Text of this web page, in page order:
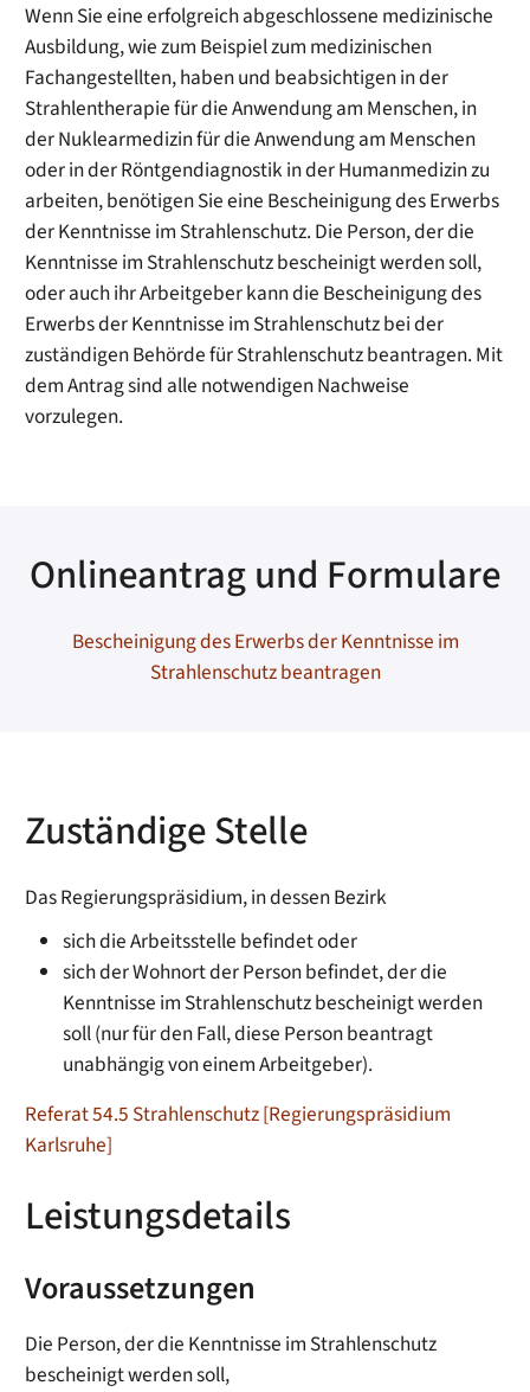
Wenn Sie eine erfolgreich abgeschlossene medizinische
Ausbildung, wie zum Beispiel zum medizinischen
Fachangestellten, haben und beabsichtigen in der
Strahlentherapie für die Anwendung am Menschen, in
der Nuklearmedizin für die Anwendung am Menschen
oder in der Röntgendiagnostik in der Humanmedizin zu
arbeiten, benötigen Sie eine Bescheinigung des Erwerbs
der Kenntnisse im Strahlenschutz. Die Person, der die
Kenntnisse im Strahlenschutz bescheinigt werden soll,
oder auch ihr Arbeitgeber kann die Bescheinigung des
Erwerbs der Kenntnisse im Strahlenschutz bei der
zuständigen Behörde für Strahlenschutz beantragen. Mit
dem Antrag sind alle notwendigen Nachweise
vorzulegen.
Onlineantrag und Formulare
Bescheinigung des Erwerbs der Kenntnisse im
Strahlenschutz beantragen
Zuständige Stelle
Das Regierungspräsidium, in dessen Bezirk
sich die Arbeitsstelle befindet oder
sich der Wohnort der Person befindet, der die
Kenntnisse im Strahlenschutz bescheinigt werden
soll (nur für den Fall, diese Person beantragt
unabhängig von einem Arbeitgeber).
Referat 54.5 Strahlenschutz [Regierungspräsidium
Karlsruhe]
Leistungsdetails
Voraussetzungen
Die Person, der die Kenntnisse im Strahlenschutz
bescheinigt werden soll,